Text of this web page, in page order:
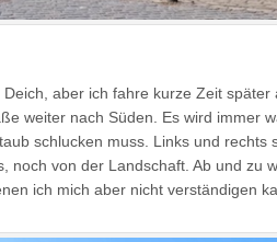
aber ich fahre kurze Zeit später
weiter nach Süden. Es wird immer
schlucken muss. Links und rechts
noch von der Landschaft. Ab und zu
ich mich aber nicht verständigen